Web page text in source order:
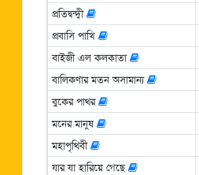
প্রতিদ্বন্দ্বী
প্রবাসি পাখি
বাইজী এল কলকাতা
বালিকণার মতন অসামান্য
বুকের পাথর
মনের মানুষ
মহাপৃথিবী
যার যা হারিয়ে গেছে